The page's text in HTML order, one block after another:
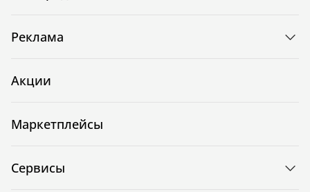
Реклама
Акции
Маркетплейсы
Сервисы